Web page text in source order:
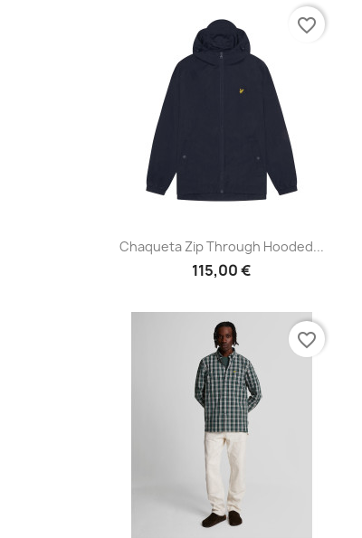
Vista rápida
Chaqueta Zip Through Hooded...
115,00 €
favorite_border
favorite_border